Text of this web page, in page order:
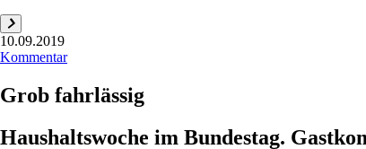
10.09.2019
Kommentar
Grob fahrlässig
Haushaltswoche im Bundestag.